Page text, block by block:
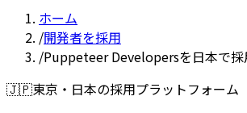
ホーム
/開発者を採用
/Puppeteer Developersを日本で採
🇯🇵東京・日本の採用プラットフォーム